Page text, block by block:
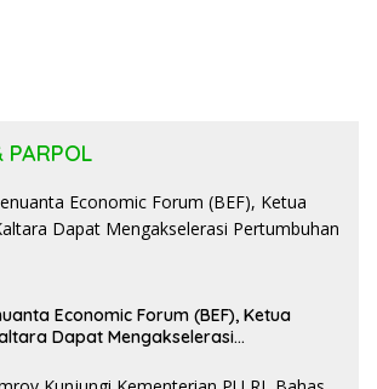
PARPOL
Economic Forum (BEF), Ketua
Dapat Mengakselerasi